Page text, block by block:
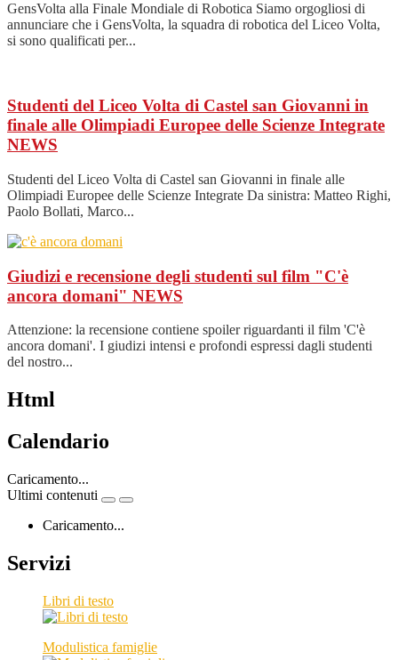
GensVolta alla Finale Mondiale di Robotica Siamo orgogliosi di
annunciare che i GensVolta, la squadra di robotica del Liceo Volta,
si sono qualificati per...
Studenti del Liceo Volta di Castel san Giovanni in
finale alle Olimpiadi Europee delle Scienze Integrate
NEWS
Studenti del Liceo Volta di Castel san Giovanni in finale alle
Olimpiadi Europee delle Scienze Integrate Da sinistra: Matteo Righi,
Paolo Bollati, Marco...
Giudizi e recensione degli studenti sul film "C'è
ancora domani" NEWS
Attenzione: la recensione contiene spoiler riguardanti il film 'C'è
ancora domani'. I giudizi intensi e profondi espressi dagli studenti
del nostro...
Html
Calendario
Caricamento...
Ultimi contenuti
Caricamento...
Servizi
Libri di testo
Modulistica famiglie